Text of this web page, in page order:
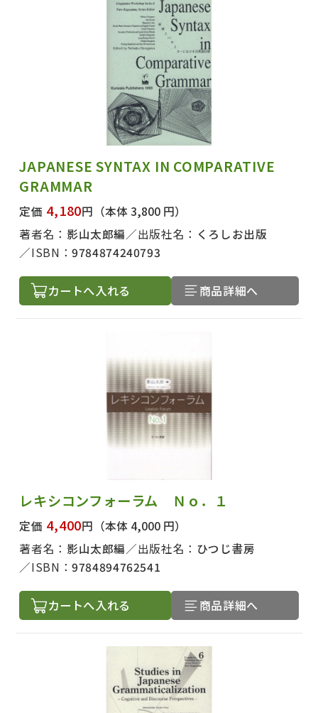
JAPANESE SYNTAX IN COMPARATIVE
GRAMMAR
定価 4,180円 （本体 3,800 円）
著者名： 影山太郎編 出版社名： くろしお出版
ISBN：9784874240793
カートへ入れる 商品詳細へ
レキシコンフォーラム Ｎｏ．１
定価 4,400円 （本体 4,000 円）
著者名： 影山太郎編 出版社名： ひつじ書房
ISBN：9784894762541
カートへ入れる 商品詳細へ